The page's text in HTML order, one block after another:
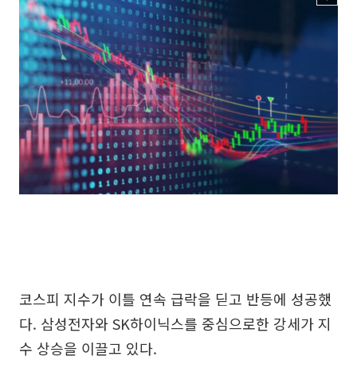
코스피 지수가 이틀 연속 급락을 딛고 반등에 성공했
다. 삼성전자와 SK하이닉스를 중심으로한 강세가 지
수 상승을 이끌고 있다.